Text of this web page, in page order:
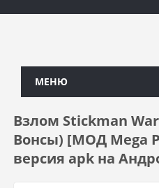
МЕНЮ
Взлом Stickman
Вонсы) [МОД Mega
версия apk на